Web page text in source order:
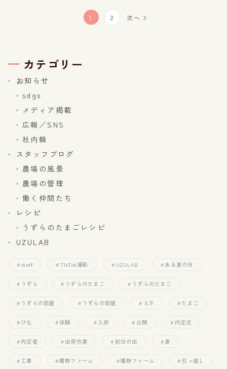
の
ペ
ジ
送
り
1 2 次へ
カテゴリー
お知らせ
sdgs
メディア掲載
広報／SNS
社内報
スタッフブログ
農場の風景
農場の管理
働く仲間たち
レシピ
うずらのたまごレシピ
UZULAB
staff TikTok撮影 UZULAB ある夏の日
うずら うずらのたまご うずらのたまご
うずらの部屋 うずらの部屋 えさ たまご
ひな 体験 入卵 公開 内定式
内定者 出荷作業 初日の出 夏
工事 幡野ファーム 幡野ファーム 引っ越し